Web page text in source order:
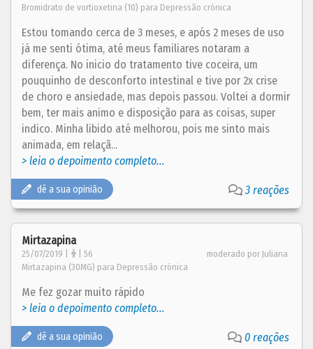
Bromidrato de vortioxetina (10) para Depressão crónica
Estou tomando cerca de 3 meses, e após 2 meses de uso
já me senti ótima, até meus familiares notaram a
diferença. No inicio do tratamento tive coceira, um
pouquinho de desconforto intestinal e tive por 2x crise
de choro e ansiedade, mas depois passou. Voltei a dormir
bem, ter mais animo e disposição para as coisas, super
indico. Minha libido até melhorou, pois me sinto mais
animada, em relaçã...
> leia o depoimento completo...
dê a sua opinião 3 reações
Mirtazapina
25/07/2019 | | 56
moderado por Juliana
Mirtazapina (30MG) para Depressão crónica
Me fez gozar muito rápido
> leia o depoimento completo...
dê a sua opinião 0 reações